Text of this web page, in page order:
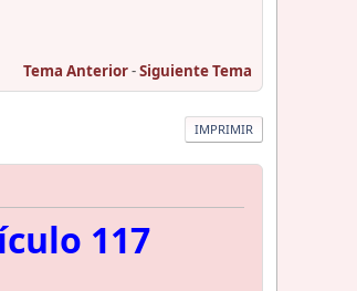
Tema Anterior-Siguiente Tema
IMPRIMIR
117